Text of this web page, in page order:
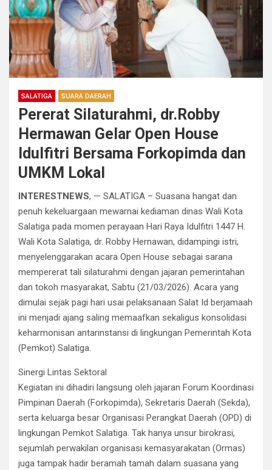
SALATIGA SUARA DAERAH
Pererat Silaturahmi, dr.Robby
Hermawan Gelar Open House
Idulfitri Bersama Forkopimda dan
UMKM Lokal
INTERESTNEWS, — ​SALATIGA – Suasana hangat dan
penuh kekeluargaan mewarnai kediaman dinas Wali Kota
Salatiga pada momen perayaan Hari Raya Idulfitri 1447 H.
Wali Kota Salatiga, dr. Robby Hernawan, didampingi istri,
menyelenggarakan acara Open House sebagai sarana
mempererat tali silaturahmi dengan jajaran pemerintahan
dan tokoh masyarakat, Sabtu (21/03/2026). ​Acara yang
dimulai sejak pagi hari usai pelaksanaan Salat Id berjamaah
ini menjadi ajang saling memaafkan sekaligus konsolidasi
keharmonisan antarinstansi di lingkungan Pemerintah Kota
(Pemkot) Salatiga.
​Sinergi Lintas Sektoral
​Kegiatan ini dihadiri langsung oleh jajaran Forum Koordinasi
Pimpinan Daerah (Forkopimda), Sekretaris Daerah (Sekda),
serta keluarga besar Organisasi Perangkat Daerah (OPD) di
lingkungan Pemkot Salatiga. Tak hanya unsur birokrasi,
sejumlah perwakilan organisasi kemasyarakatan (Ormas)
juga tampak hadir beramah tamah dalam suasana yang